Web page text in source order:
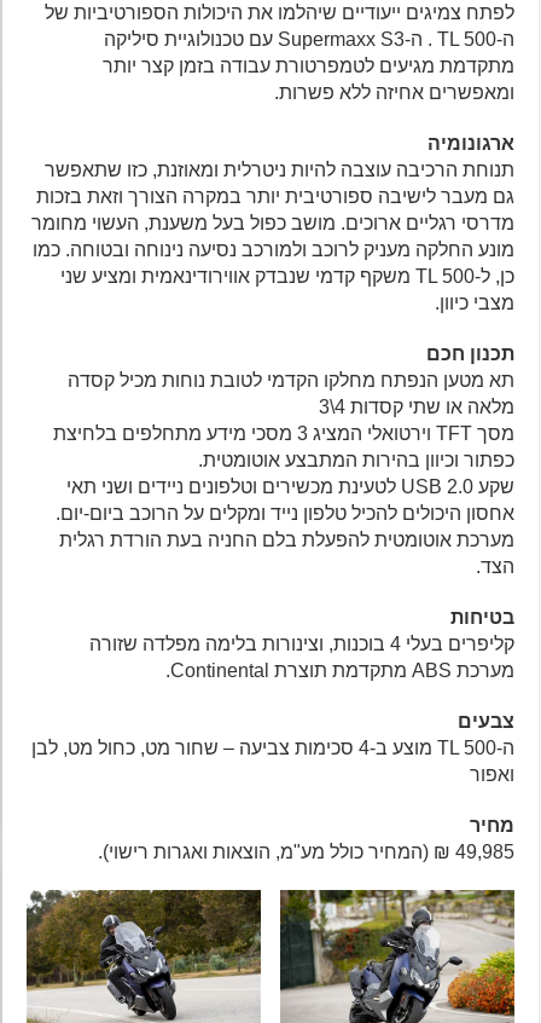
לפתח צמיגים ייעודיים שיהלמו את היכולות הספורטיביות של
ה-TL 500 . ה-Supermaxx S3 עם טכנולוגיית סיליקה
מתקדמת מגיעים לטמפרטורת עבודה בזמן קצר יותר
ומאפשרים אחיזה ללא פשרות.
ארגונומיה
תנוחת הרכיבה עוצבה להיות ניטרלית ומאוזנת, כזו שתאפשר
גם מעבר לישיבה ספורטיבית יותר במקרה הצורך וזאת בזכות
מדרסי רגליים ארוכים. מושב כפול בעל משענת, העשוי מחומר
מונע החלקה מעניק לרוכב ולמורכב נסיעה נינוחה ובטוחה. כמו
כן, ל-TL 500 משקף קדמי שנבדק אווירודינאמית ומציע שני
מצבי כיוון.
תכנון חכם
תא מטען הנפתח מחלקו הקדמי לטובת נוחות מכיל קסדה
מלאה או שתי קסדות 4\3
מסך TFT וירטואלי המציג 3 מסכי מידע מתחלפים בלחיצת
כפתור וכיוון בהירות המתבצע אוטומטית.
שקע USB 2.0 לטעינת מכשירים וטלפונים ניידים ושני תאי
אחסון היכולים להכיל טלפון נייד ומקלים על הרוכב ביום-יום.
מערכת אוטומטית להפעלת בלם החניה בעת הורדת רגלית
הצד.
בטיחות
קליפרים בעלי 4 בוכנות, וצינורות בלימה מפלדה שזורה
מערכת ABS מתקדמת תוצרת Continental.
צבעים
ה-TL 500 מוצע ב-4 סכימות צביעה – שחור מט, כחול מט, לבן
ואפור
מחיר
49,985 ₪ (המחיר כולל מע"מ, הוצאות ואגרות רישוי).